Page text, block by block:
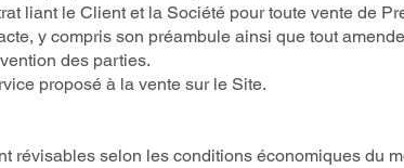
liant le Client et la Société pour toute vente de
y compris son préambule ainsi que tout
des parties.
proposé à la vente sur le Site.
révisables selon les conditions économiques du